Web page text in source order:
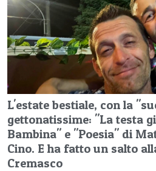
L'estate bestiale, con la
gettonatissime: "La testa
Bambina" e "Poesia" di
Cino. E ha fatto un salto
Cremasco